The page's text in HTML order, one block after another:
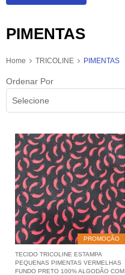
PIMENTAS
Home TRICOLINE PIMENTAS
Ordenar Por
Selecione
PROMOÇÃO
TECIDO TRICOLINE ESTAMPA
PEQUENAS PIMENTAS VERMELHAS
FUNDO PRETO 100% ALGODÃO COM